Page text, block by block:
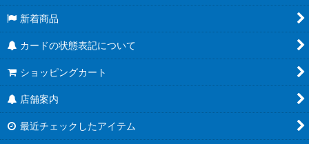
新着商品
カードの状態表記について
ショッピングカート
店舗案内
最近チェックしたアイテム